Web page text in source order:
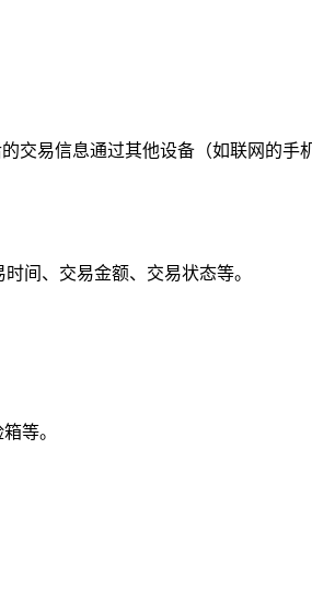
交易信息通过其他设备（如联网的手
间、交易金额、交易状态等。
等。